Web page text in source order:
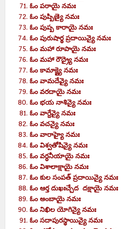
ఓం పరాయై నమః
ఓం పుష్పిణ్యై నమః
ఓం పుష్ప కారాయై నమః
ఓం పురుషార్థ ప్రదాయిన్యై నమః
ఓం మహా రూపాయై నమః
ఓం మహా రౌద్ర్యై నమః
ఓం కామాక్ష్యై నమః
ఓం వామదేవ్యై నమః
ఓం వరదాయై నమః
ఓం భయ నాశిన్యై నమః
ఓం వాగ్దేవ్యై నమః
ఓం వచన్యై నమః
ఓం వారాహ్యై నమః
ఓం విశ్వతోషిన్యై నమః
ఓం వర్ధనీయాయై నమః
ఓం విశాలాక్షాయై నమః
ఓం కుల సంపత్ ప్రదాయిన్యై నమః
ఓం ఆర్త దుఖఃచ్చేద దక్షాయై నమః
ఓం అంబాయై నమః
ఓం నిఖిల యోగిన్యై నమః
ఓం సదాపురస్థాయిన్యై నమః